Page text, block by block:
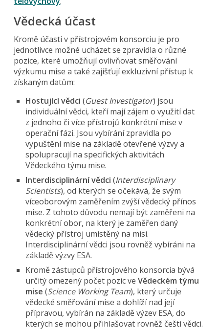
Vědecká účast
Kromě účasti v přístrojovém konsorciu je pro
jednotlivce možné ucházet se zpravidla o různé
pozice, které umožňují ovlivňovat směřování
výzkumu mise a také zajišťují exkluzivní přístup k
získaným datům:
Hostující vědci (Guest Investigator) jsou
individuální vědci, kteří mají zájem o využití dat
z jednoho či více přístrojů konkrétní mise v
operační fázi. Jsou vybírání zpravidla po
vypuštění mise na základě otevřené výzvy a
spolupracují na specifických aktivitách
Vědeckého týmu mise.
Interdisciplinární vědci (Interdisciplinary
Scientists), od kterých se očekává, že svým
víceoborovým zaměřením zvýší vědecký přínos
mise. Z tohoto důvodu nemají být zaměřeni na
konkrétní obor, na který je zaměřen daný
vědecký přístroj umístěný na misi.
Interdisciplinární vědci jsou rovněž vybíráni na
základě výzvy ESA.
Kromě zástupců přístrojového konsorcia bývá
určitý omezený počet pozic veVědeckém týmu
mise (Science Working Team), který určuje
vědecké směřování mise a dohlíží nad její
přípravou, vybírán na základě výzev ESA, do
kterých se mohou přihlašovat rovněž čeští vědci.